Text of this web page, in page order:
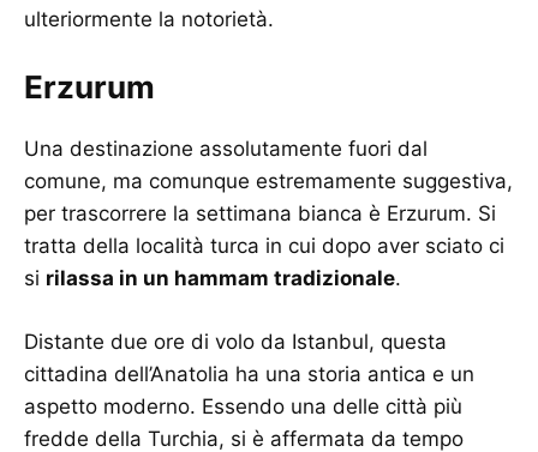
ulteriormente la notorietà.
Erzurum
Una destinazione assolutamente fuori dal
comune, ma comunque estremamente suggestiva,
per trascorrere la settimana bianca è Erzurum. Si
tratta della località turca in cui dopo aver sciato ci
si rilassa in un hammam tradizionale.
Distante due ore di volo da Istanbul, questa
cittadina dell’Anatolia ha una storia antica e un
aspetto moderno. Essendo una delle città più
fredde della Turchia, si è affermata da tempo